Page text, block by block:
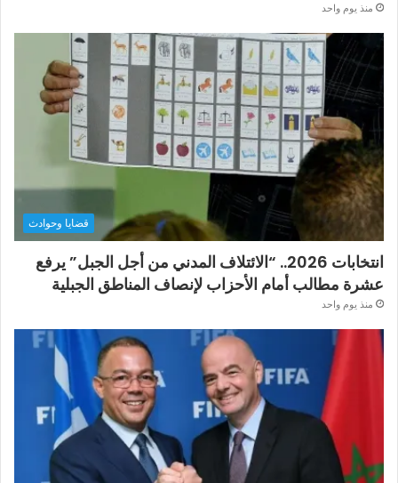
منذ يوم واحد
قضايا وحوادث
انتخابات 2026.. “الائتلاف المدني من أجل الجبل” يرفع
عشرة مطالب أمام الأحزاب لإنصاف المناطق الجبلية
منذ يوم واحد